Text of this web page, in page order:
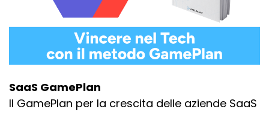
SaaS GamePlan
Il GamePlan per la crescita delle aziende SaaS